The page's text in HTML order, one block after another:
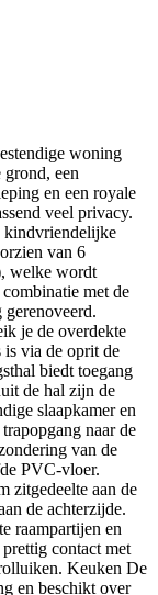
woning
grond, een
en een royale
veel privacy.
kindvriendelijke
van 6
welke wordt
met de
je de overdekte
is via de oprit de
biedt toegang
de hal zijn de
slaapkamer en
naar de
van de
PVC-vloer.
zitgedeelte aan de
de achterzijde.
raampartijen en
contact met
Keuken De
en beschikt over